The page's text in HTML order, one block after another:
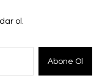
ol.
Abone Ol